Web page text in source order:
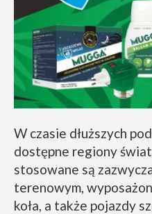
W czasie dłuższych
dostępne regiony
stosowane są
terenowym,
koła, a także pojazdy